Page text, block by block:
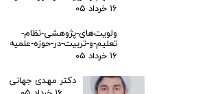
۱۶ خرداد ۰۵
ولویت‌های-پژوهشی-نظام-
تعلیم-و-تربیت-در-حوزه-علمیه
۱۶ خرداد ۰۵
دکتر مهدی جهانی